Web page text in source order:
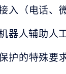
入（电话、
器人辅助人
护的特殊要求